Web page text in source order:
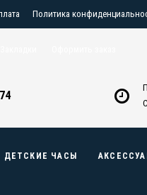
Политика
ДЕТСКИЕ ЧАСЫ